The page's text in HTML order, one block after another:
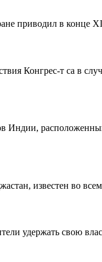
приводил в конце
Конгрес-т са в
Индии,
известен во
удержать свою